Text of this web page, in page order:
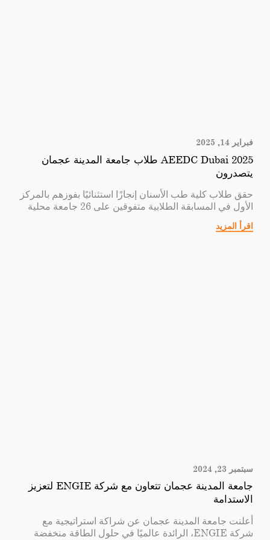
فبراير 14, 2025
AEEDC Dubai 2025 طلاب جامعة المدينة عجمان
يتصدرون
حقق طلاب كلية طب الأسنان إنجازًا استثنائيًا بفوزهم بالمركز
الأول في المسابقة الطلابية متفوقين على 26 جامعة محلية
ودولية.
اقرأ المزيد
سبتمبر 23, 2024
جامعة المدينة عجمان تتعاون مع شركة ENGIE لتعزيز
الاستدامة
أعلنت جامعة المدينة عجمان عن شراكة استراتيجية مع
شركة ENGIE، الرائدة عالميًا في حلول الطاقة منخفضة